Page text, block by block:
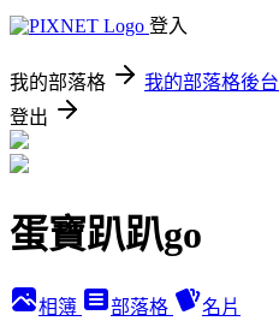
登入
我的部落格 我的部落格後台
登出
蛋寶趴趴go
相簿 部落格 名片